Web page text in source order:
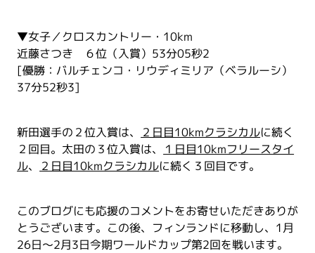
▼女子／クロスカントリー・10km
近藤さつき ６位（入賞）53分05秒2
[優勝：バルチェンコ・リウディミリア（ベラルーシ）
37分52秒3]
新田選手の２位入賞は、 ２日目10kmクラシカルに続く
２回目。太田の３位入賞は、 １日目10kmフリースタイ
ル、 ２日目10kmクラシカルに続く３回目です。
このブログにも応援のコメントをお寄せいただきありが
とうございます。この後、フィンランドに移動し、1月
26日～2月3日今期ワールドカップ第2回を戦います。